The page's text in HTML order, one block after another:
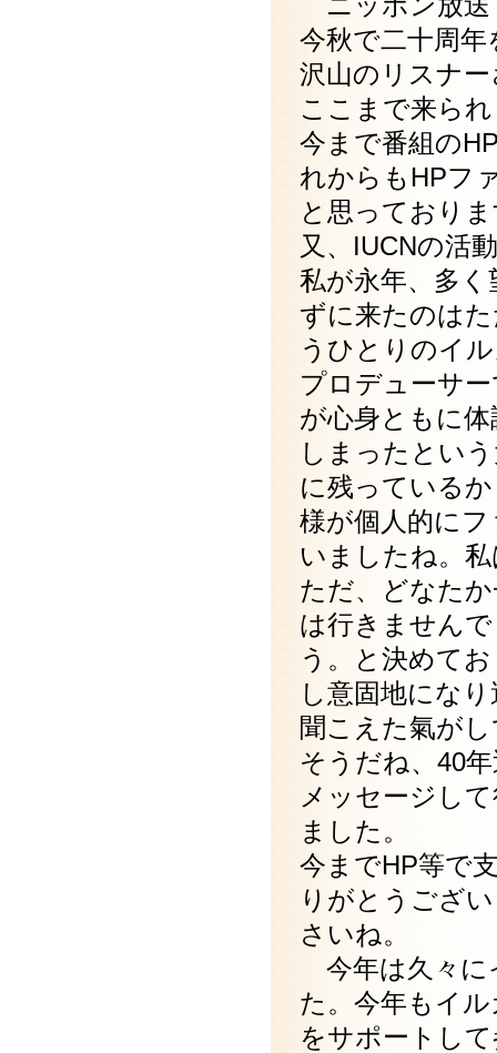
今秋で二十周
沢山のリスナ
ここまで来ら
今まで番組の
れからもHPフ
と思っており
又、IUCNの活
私が永年、多
ずに来たのは
うひとりのイ
プロデューサ
が心身ともに
しまったとい
に残っている
様が個人的に
いましたね。
ただ、どなた
は行きません
う。と決めて
し意固地にな
聞こえた氣が
そうだね、40
メッセージし
ました。
今までHP等で
りがとうござ
さいね。
今年は久々に
た。今年もイ
をサポートし